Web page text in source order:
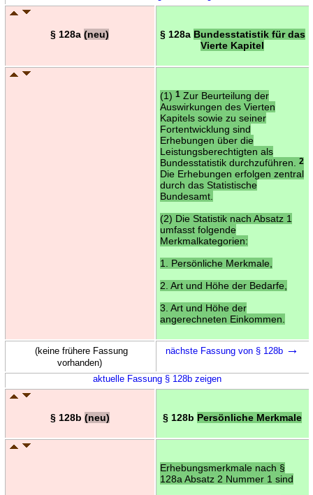
§ 128a (neu) § 128a Bundesstatistik für das
Vierte Kapitel
(1) 1Zur Beurteilung der
Auswirkungen des Vierten
Kapitels sowie zu seiner
Fortentwicklung sind
Erhebungen über die
Leistungsberechtigten als
Bundesstatistik durchzuführen.
2
Die Erhebungen erfolgen zentral
durch das Statistische
Bundesamt.
(2) Die Statistik nach Absatz 1
umfasst folgende
Merkmalkategorien:
1. Persönliche Merkmale,
2. Art und Höhe der Bedarfe,
3. Art und Höhe der
angerechneten Einkommen.
(keine frühere Fassung
vorhanden)
nächste Fassung von § 128b →
aktuelle Fassung § 128b zeigen
§ 128b (neu) § 128b Persönliche Merkmale
Erhebungsmerkmale nach §
128a Absatz 2 Nummer 1 sind